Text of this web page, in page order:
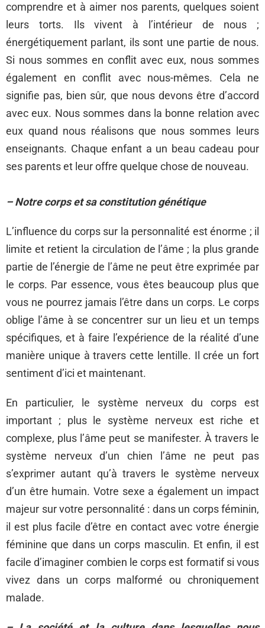
comprendre et à aimer nos parents, quelques soient
leurs torts. Ils vivent à l’intérieur de nous ;
énergétiquement parlant, ils sont une partie de nous.
Si nous sommes en conflit avec eux, nous sommes
également en conflit avec nous-mêmes. Cela ne
signifie pas, bien sûr, que nous devons être d’accord
avec eux. Nous sommes dans la bonne relation avec
eux quand nous réalisons que nous sommes leurs
enseignants. Chaque enfant a un beau cadeau pour
ses parents et leur offre quelque chose de nouveau.
– Notre corps et sa constitution génétique
L’influence du corps sur la personnalité est énorme ; il
limite et retient la circulation de l’âme ; la plus grande
partie de l’énergie de l’âme ne peut être exprimée par
le corps. Par essence, vous êtes beaucoup plus que
vous ne pourrez jamais l’être dans un corps. Le corps
oblige l’âme à se concentrer sur un lieu et un temps
spécifiques, et à faire l’expérience de la réalité d’une
manière unique à travers cette lentille. Il crée un fort
sentiment d’ici et maintenant.
En particulier, le système nerveux du corps est
important ; plus le système nerveux est riche et
complexe, plus l’âme peut se manifester. À travers le
système nerveux d’un chien l’âme ne peut pas
s’exprimer autant qu’à travers le système nerveux
d’un être humain. Votre sexe a également un impact
majeur sur votre personnalité : dans un corps féminin,
il est plus facile d’être en contact avec votre énergie
féminine que dans un corps masculin. Et enfin, il est
facile d’imaginer combien le corps est formatif si vous
vivez dans un corps malformé ou chroniquement
malade.